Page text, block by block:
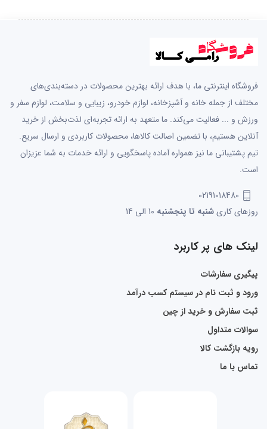
فروشگاه اینترنتی ما، با هدف ارائه بهترین محصولات در دسته‌بندی‌های
مختلف از جمله خانه و آشپزخانه، لوازم خودرو، زیبایی و سلامت، لوازم سفر و
ورزش و ... فعالیت می‌کند. ما متعهد به ارائه تجربه‌ای لذت‌بخش از خرید
آنلاین هستیم، با تضمین اصالت کالاها، محصولات کاربردی و ارسال سریع.
تیم پشتیبانی ما نیز همواره آماده پاسخگویی و ارائه خدمات به شما عزیزان
است.
02191018480
روزهای کاریشنبه تا پنجشنبه
لینک های پر کاربرد
پیگیری سفارشات
ورود و ثبت نام در سیستم کسب درآمد
ثبت سفارش و خرید از چین
سوالات متداول
رویه بازگشت کالا
تماس با ما